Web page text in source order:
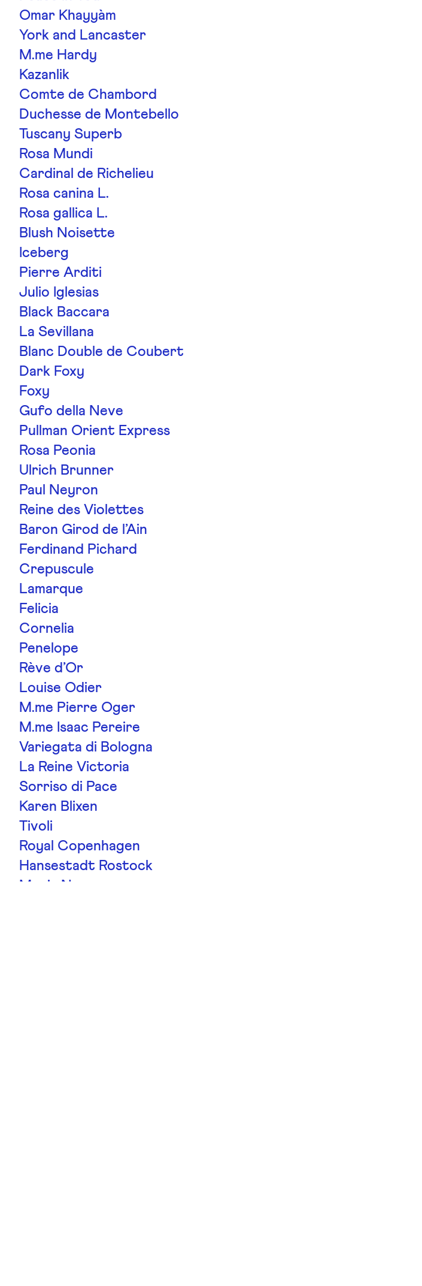
Omar Khayyàm
York and Lancaster
M.me Hardy
Kazanlik
Comte de Chambord
Duchesse de Montebello
Tuscany Superb
Rosa Mundi
Cardinal de Richelieu
Rosa canina L.
Rosa gallica L.
Blush Noisette
Iceberg
Pierre Arditi
Julio Iglesias
Black Baccara
La Sevillana
Blanc Double de Coubert
Dark Foxy
Foxy
Gufo della Neve
Pullman Orient Express
Rosa Peonia
Ulrich Brunner
Paul Neyron
Reine des Violettes
Baron Girod de l’Ain
Ferdinand Pichard
Crepuscule
Lamarque
Felicia
Cornelia
Penelope
Rève d’Or
Louise Odier
M.me Pierre Oger
M.me Isaac Pereire
Variegata di Bologna
La Reine Victoria
Sorriso di Pace
Karen Blixen
Tivoli
Royal Copenhagen
Hansestadt Rostock
Magia Nera